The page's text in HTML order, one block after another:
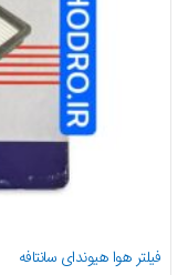
فیلتر هوا هیوندای سانتافه